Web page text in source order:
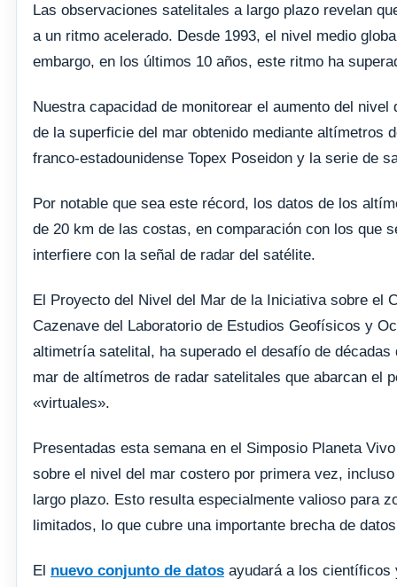
Las observaciones satelitales a largo plazo revelan
a un ritmo acelerado. Desde 1993, el nivel medio
embargo, en los últimos 10 años, este ritmo ha
Nuestra capacidad de monitorear el aumento del
de la superficie del mar obtenido mediante altímetros
franco-estadounidense Topex Poseidon y la serie de
Por notable que sea este récord, los datos de los
de 20 km de las costas, en comparación con los que
interfiere con la señal de radar del satélite.
El Proyecto del Nivel del Mar de la Iniciativa sobre el
Cazenave del Laboratorio de Estudios Geofísicos y
altimetría satelital, ha superado el desafío de
mar de altímetros de radar satelitales que abarcan el
«virtuales».
Presentadas esta semana en el Simposio Planeta
sobre el nivel del mar costero por primera vez,
largo plazo. Esto resulta especialmente valioso para
limitados, lo que cubre una importante brecha de
El nuevo conjunto de datos ayudará a los científicos